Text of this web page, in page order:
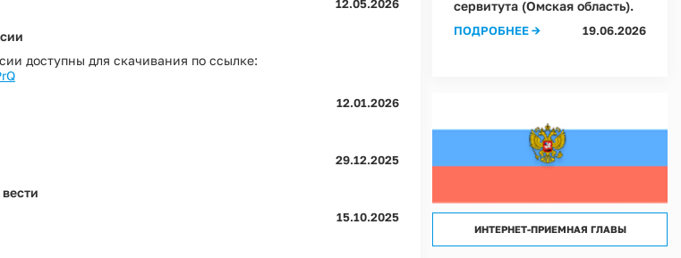
Сведения об установлении классов (подклассов) условий труда на рабочих местах в Администрации Ростовкинского
Сведения об установлении классов (подклассов) условий труда на рабочих местах в МКУ "Хозяйственное управление
Условия и результаты конкурсов
12.05.2026
доступны для скачивания по ссылке:
12.01.2026
29.12.2025
15.10.2025
сервитута (Омская область).
ПОДРОБНЕЕ → 19.06.2026
ИНТЕРНЕТ-ПРИЕМНАЯ ГЛАВЫ